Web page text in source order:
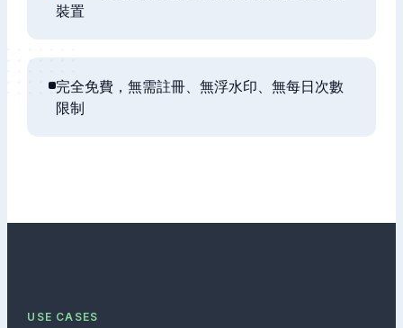
裝置
完全免費，無需註冊、無浮水印、無每日次數
限制
USE CASES